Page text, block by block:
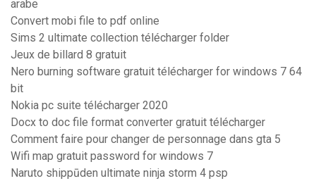
arabe
Convert mobi file to pdf online
Sims 2 ultimate collection télécharger folder
Jeux de billard 8 gratuit
Nero burning software gratuit télécharger for windows 7 64
bit
Nokia pc suite télécharger 2020
Docx to doc file format converter gratuit télécharger
Comment faire pour changer de personnage dans gta 5
Wifi map gratuit password for windows 7
Naruto shippūden ultimate ninja storm 4 psp